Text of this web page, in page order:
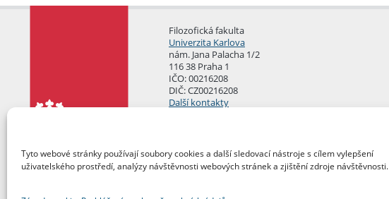
Tyto webové stránky používají soubory cookies a další sledovací nástroje s cílem vylepšení
uživatelského prostředí, analýzy návštěvnosti webových stránek a zjištění zdroje návštěvnosti.
Filozofická fakulta
Univerzita Karlova
nám. Jana Palacha 1/2
116 38 Praha 1
IČO: 00216208
DIČ: CZ00216208
Další kontakty